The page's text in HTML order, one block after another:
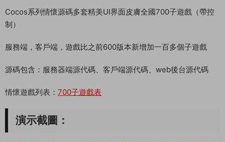
Cocos系列情懷源碼多套精美UI界面皮膚全國700子遊戲（帶控
制）
服務端，客戶端，遊戲比之前600版本新增加一百多個子遊戲
源碼包含：服務器端源代碼、客戶端源代碼、web後台源代碼
情懷遊戲列表： 700子遊戲表
演示截圖：